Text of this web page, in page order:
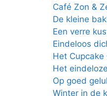
Café Zon &
De kleine
Een verre
Eindeloos
Het Cupcake
Het
Op goed
Winter in de